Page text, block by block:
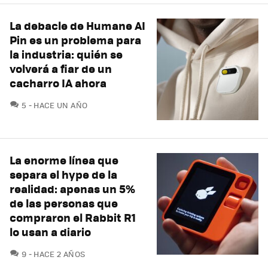
La debacle de Humane AI
Pin es un problema para
la industria: quién se
volverá a fiar de un
cacharro IA ahora
5 COMENTARIOS
HACE UN AÑO
La enorme línea que
separa el hype de la
realidad: apenas un 5%
de las personas que
compraron el Rabbit R1
lo usan a diario
9 COMENTARIOS
HACE 2 AÑOS